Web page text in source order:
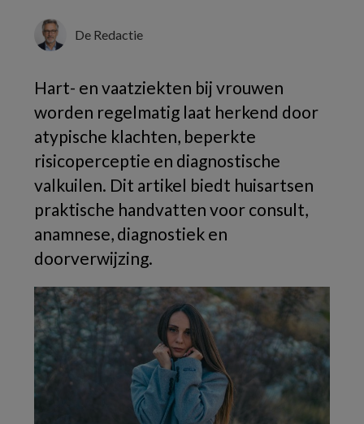
De Redactie
Hart- en vaatziekten bij vrouwen
worden regelmatig laat herkend door
atypische klachten, beperkte
risicoperceptie en diagnostische
valkuilen. Dit artikel biedt huisartsen
praktische handvatten voor consult,
anamnese, diagnostiek en
doorverwijzing.